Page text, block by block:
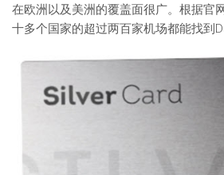
在欧洲以及美洲的覆盖面很广。根据官
十多个国家的超过两百家机场都能找到